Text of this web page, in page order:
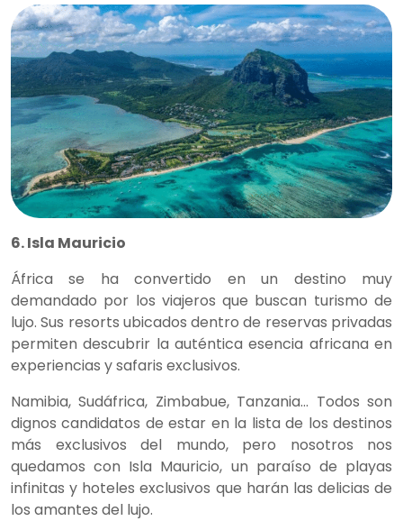
6. Isla Mauricio
África se ha convertido en un destino muy
demandado por los viajeros que buscan turismo de
lujo. Sus resorts ubicados dentro de reservas privadas
permiten descubrir la auténtica esencia africana en
experiencias y safaris exclusivos.
Namibia, Sudáfrica, Zimbabue, Tanzania… Todos son
dignos candidatos de estar en la lista de los destinos
más exclusivos del mundo, pero nosotros nos
quedamos con Isla Mauricio, un paraíso de playas
infinitas y hoteles exclusivos que harán las delicias de
los amantes del lujo.